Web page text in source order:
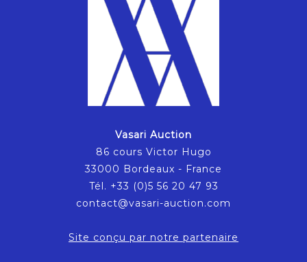
Vasari Auction
86 cours Victor Hugo
33000 Bordeaux - France
Tél. +33 (0)5 56 20 47 93
contact@vasari-auction.com
Site conçu par notre partenaire